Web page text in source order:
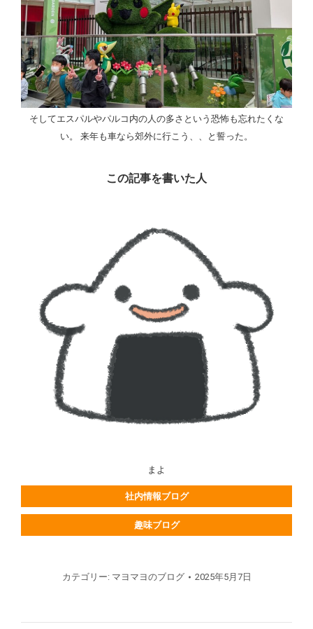
そしてエスパルやパルコ内の人の多さという恐怖も忘れたくな
い。 来年も車なら郊外に行こう、、と誓った。
この記事を書いた人
まよ
社内情報ブログ
趣味ブログ
カテゴリー: マヨマヨのブログ 2025年5月7日